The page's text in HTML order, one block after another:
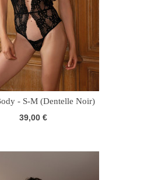
- S-M (Dentelle Noir)
39,00 €